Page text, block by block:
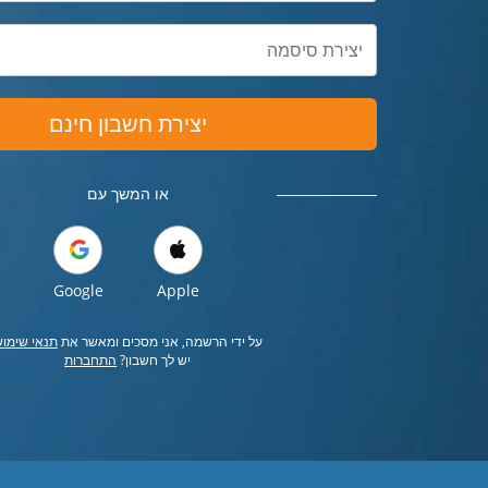
יצירת חשבון חינם
או המשך עם
Apple
Google
על ידי הרשמה, אני מסכים ומאשר אתתנאי
יש לך חשבון? התחברות